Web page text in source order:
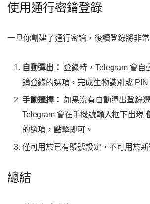
使用通行密鑰登錄
一旦你創建了通行密鑰，後續登錄將非常
自動彈出： 登錄時，Telegram 會自
鑰登錄的選項，完成生物識別或 PIN
手動選擇： 如果沒有自動彈出登錄
Telegram 會在手機號輸入框下出現
的選項，點擊即可。
僅可用於已有賬號設定，不可用於
總結